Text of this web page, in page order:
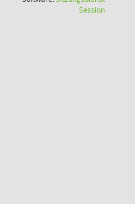
Session(Wird in